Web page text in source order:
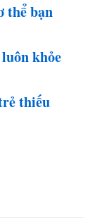
thể bạn
khỏe
thiếu